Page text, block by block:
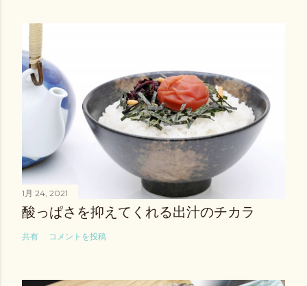
1月 24, 2021
酸っぱさを抑えてくれる出汁のチカラ
共有 コメントを投稿